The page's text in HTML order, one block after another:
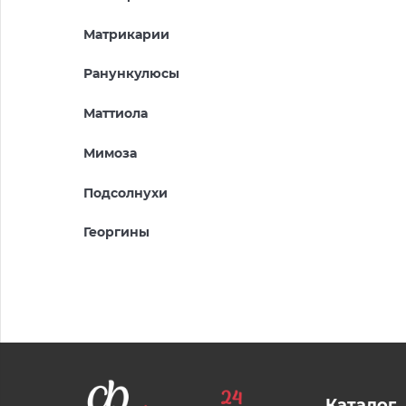
Матрикарии
Ранункулюсы
Маттиола
Мимоза
Подсолнухи
Георгины